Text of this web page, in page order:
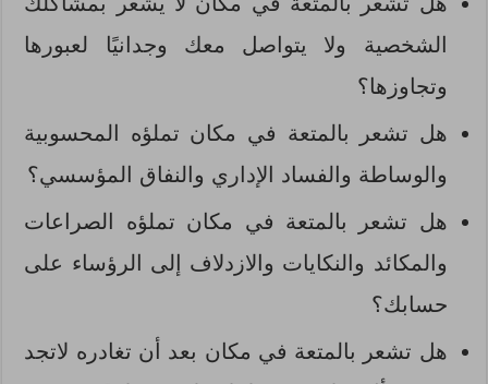
الشخصية ولا يتواصل معك وجدانيًا لعبورها
وتجاوزها؟
هل تشعر بالمتعة في مكان تملؤه المحسوبية
والوساطة والفساد الإداري والنفاق المؤسسي؟
هل تشعر بالمتعة في مكان تملؤه الصراعات
والمكائد والنكايات والازدلاف إلى الرؤساء على
حسابك؟
هل تشعر بالمتعة في مكان بعد أن تغادره لاتجد